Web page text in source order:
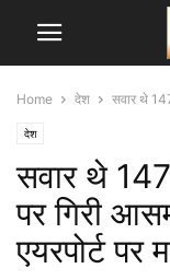
Home देश सवार थे
देश
सवार थे
पर गिरी
एयरपोर्ट